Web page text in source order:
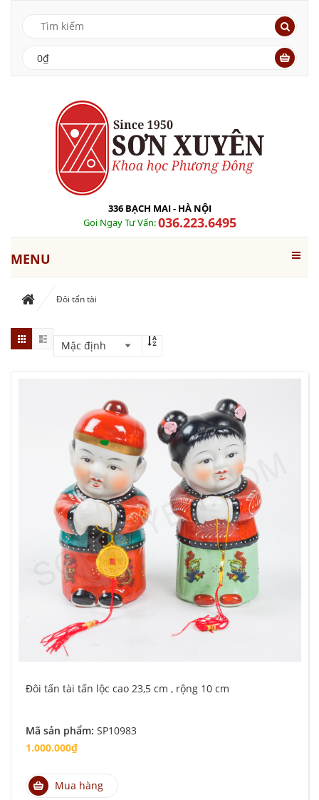
0₫
336 BẠCH MAI - HÀ NỘI
Gọi Ngay Tư Vấn:036.223.6495
MENU
Đôi tấn tài
Đôi tấn tài tấn lộc cao 23,5 cm , rộng 10 cm
Mã sản phẩm: SP10983
1.000.000₫
Mua hàng